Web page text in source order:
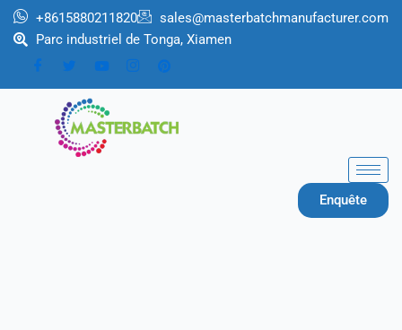
Aller
+8615880211820
sales@masterbatchmanufacturer.com
Parc industriel de Tonga, Xiamen
Enquête